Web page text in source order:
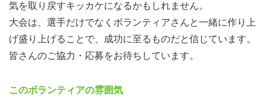
気を取り戻すキッカケになるかもしれません。
大会は、選手だけでなくボランティアさんと一緒に作り上
げ盛り上げることで、成功に至るものだと信じています。
皆さんのご協力・応募をお待ちしています。
このボランティアの雰囲気